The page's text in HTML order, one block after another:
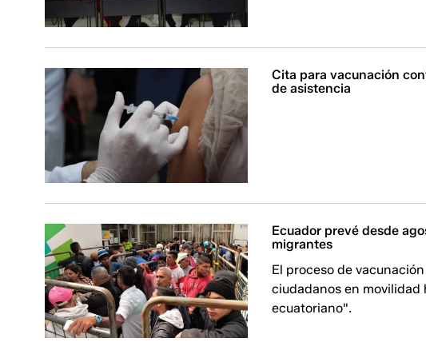
Cita para vacunación
de asistencia
Ecuador prevé desde
migrantes
El proceso de
ciudadanos en
ecuatoriano".